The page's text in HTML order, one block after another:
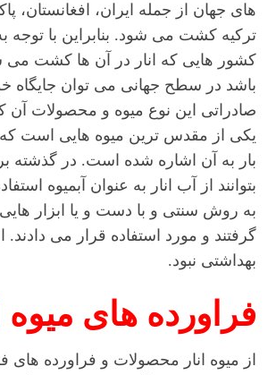
های جهان از جمله ایران، افغانستان،
ترکیه کشت می شود. بنابراین با توجه
کشور هایی که انار در آن ها کشت
باشد در سطح جهانی می توان جایگاه
صادراتی این نوع میوه و محصولات آن
یکی از مقدس ترین میوه هایی است
بار به آن اشاره شده است. در گذشته
بتوانند از آب انار به عنوان آبمیوه
به روش سنتی و با دست و یا ابزار
گرفتند و مورد استفاده قرار می
بهداشتی نبود.
فراورده های میوه
از میوه انار محصولات و فراورده های